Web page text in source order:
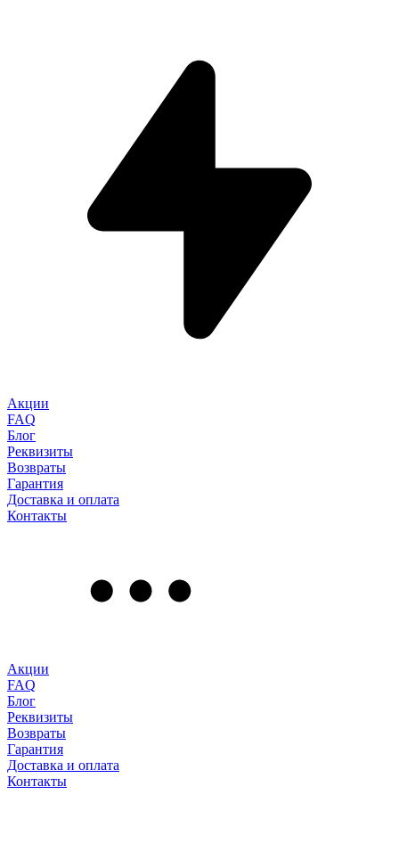
Акции
FAQ
Блог
Реквизиты
Возвраты
Гарантия
Доставка и оплата
Контакты
Акции
FAQ
Блог
Реквизиты
Возвраты
Гарантия
Доставка и оплата
Контакты